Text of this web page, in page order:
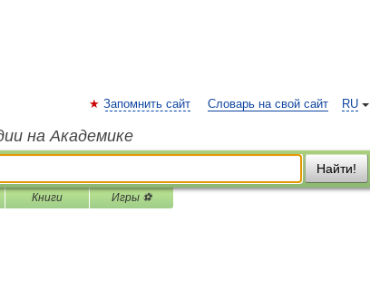
RU
Запомнить сайт Словарь на свой сайт
на Академике
Найти!
Книги Игры ⚽